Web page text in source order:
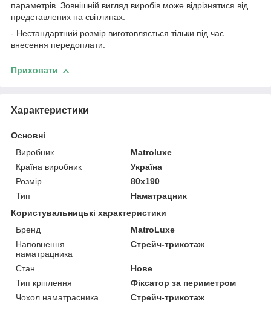
параметрів. Зовнішній вигляд виробів може відрізнятися від
представлених на світлинах.
- Нестандартний розмір виготовляється тільки під час
внесення передоплати.
Приховати
Характеристики
Основні
Виробник
Matroluxe
Країна виробник
Україна
Розмір
80x190
Тип
Наматрацник
Користувальницькі характеристики
Бренд
MatroLuxe
Наповнення
наматрацника
Стрейч-трикотаж
Стан
Нове
Тип кріплення
Фіксатор за периметром
Чохол наматрасника
Стрейч-трикотаж